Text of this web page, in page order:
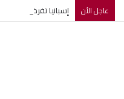
عاجل الأن إسبانيا تفرض إجراءات